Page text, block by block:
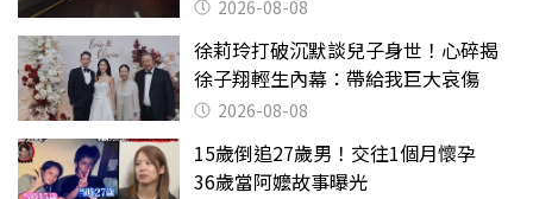
2026-08-08
徐莉玲打破沉默談兒子身世！心碎揭
徐子翔輕生內幕：帶給我巨大哀傷
2026-08-08
15歲倒追27歲男！交往1個月懷孕
36歲當阿嬤故事曝光